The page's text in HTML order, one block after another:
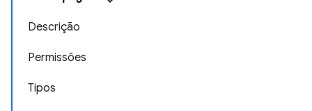
Descrição
Permissões
Tipos